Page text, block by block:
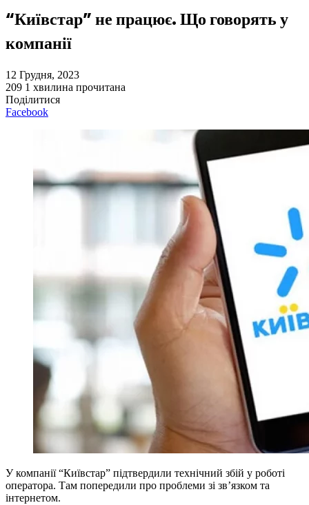
“Київстар” не працює. Що говорять у
компанії
12 Грудня, 2023
209 1 хвилина прочитана
Поділитися
Facebook
У компанії “Київстар” підтвердили технічний збій у роботі
оператора. Там попередили про проблеми зі зв’язком та
інтернетом.